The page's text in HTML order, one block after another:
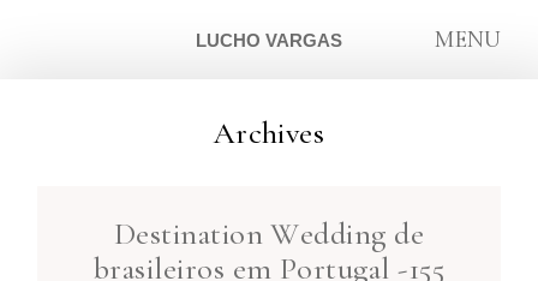
LUCHO VARGAS MENU
Archives
Destination Wedding de
brasileiros em Portugal -155
SOBRE